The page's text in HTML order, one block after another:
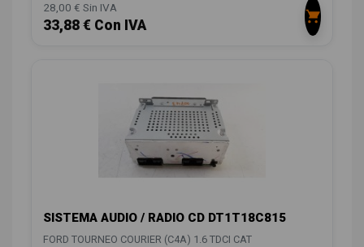
28,00 € Sin IVA
33,88 € Con IVA
SISTEMA AUDIO / RADIO CD DT1T18C815
FORD TOURNEO COURIER (C4A) 1.6 TDCI CAT